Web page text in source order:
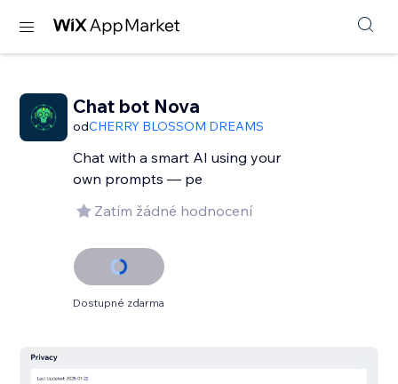
Chat bot Nova
odCHERRY BLOSSOM DREAMS
Chat with a smart AI using your
own prompts — pe
Zatím žádné hodnocení
Dostupné zdarma